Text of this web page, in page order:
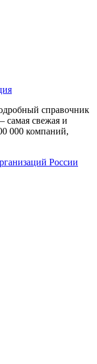
справочник
самая свежая и
000 компаний,
России